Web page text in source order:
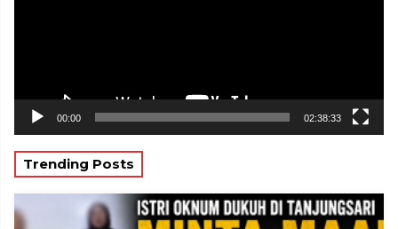
00:00 02:38:33
Trending Posts